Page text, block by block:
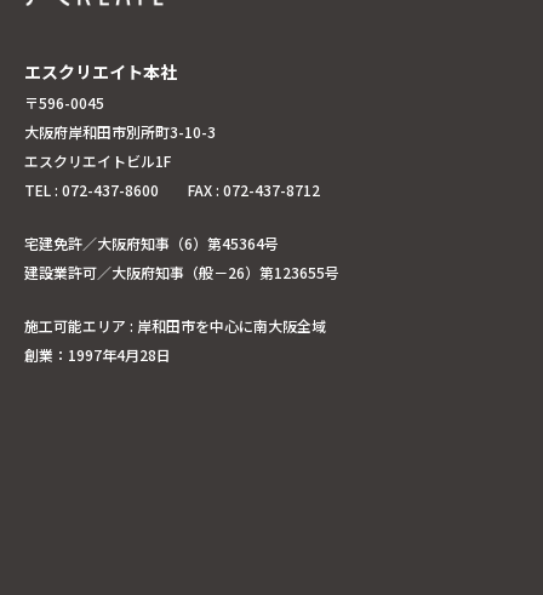
エスクリエイト本社
〒596-0045
大阪府岸和田市別所町3-10-3
エスクリエイトビル1F
TEL : 072-437-8600 FAX : 072-437-8712
宅建免許／大阪府知事（6）第45364号
建設業許可／大阪府知事（般－26）第123655号
施工可能エリア : 岸和田市を中心に南大阪全域
創業：1997年4月28日